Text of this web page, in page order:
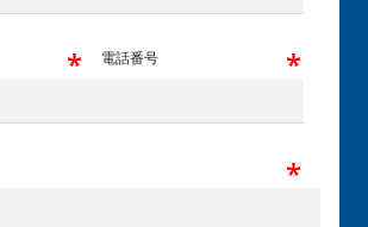
電話番号